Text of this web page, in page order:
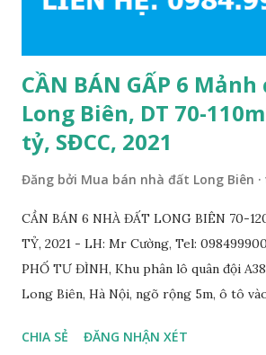
CẦN BÁN GẤP 6
Long Biên, DT 70-
tỷ, SĐCC, 2021
Đăng bởi Mua bán nhà đất Long Biên
CẦN BÁN 6 NHÀ ĐẤT LONG BIÊN 70-
TỶ, 2021 - LH: Mr Cường, Tel:
PHỐ TƯ ĐÌNH, Khu phân lô quân đội
Long Biên, Hà Nội, ngõ rộng 5m, ô tô
BÁN: 4.2 TỶ, có thương lượng; 2. CẦN
CHIA SẺ ĐĂNG NHẬN XÉT